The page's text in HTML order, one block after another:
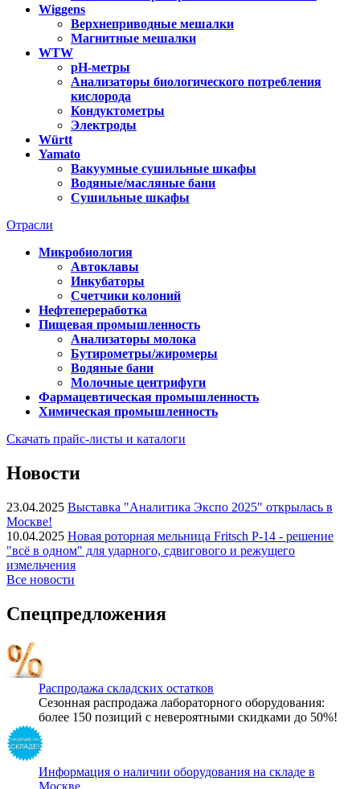
Wiggens
Верхнеприводные мешалки
Магнитные мешалки
WTW
pH-метры
Анализаторы биологического потребления
кислорода
Кондуктометры
Электроды
Württ
Yamato
Вакуумные сушильные шкафы
Водяные/масляные бани
Сушильные шкафы
Отрасли
Микробиология
Автоклавы
Инкубаторы
Счетчики колоний
Нефтепереработка
Пищевая промышленность
Анализаторы молока
Бутирометры/жиромеры
Водяные бани
Молочные центрифуги
Фармацевтическая промышленность
Химическая промышленность
Скачать прайс-листы и каталоги
Новости
23.04.2025 Выставка "Аналитика Экспо 2025" открылась в
Москве!
10.04.2025 Новая роторная мельница Fritsch P-14 - решение
"всё в одном" для ударного, сдвигового и режущего
измельчения
Все новости
Спецпредложения
Распродажа складских остатков
Сезонная распродажа лабораторного оборудования:
более 150 позиций с невероятными скидками до 50%!
Информация о наличии оборудования на складе в
Москве